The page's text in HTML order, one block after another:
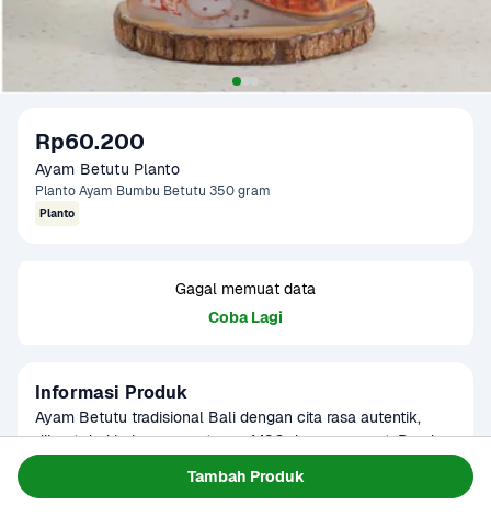
Tambah Produk
Rp60.200
Ayam Betutu Planto
Planto Ayam Bumbu Betutu 350 gram
Planto
Gagal memuat data
Coba Lagi
Informasi Produk
Ayam Betutu tradisional Bali dengan cita rasa autentik,
dibuat dari bahan segar tanpa MSG dan pengawet. Ready
Planto